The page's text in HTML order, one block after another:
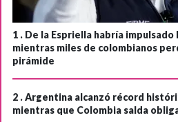
1 . De la Espriella habría impulsado
mientras miles de colombianos
pirámide
2 .Argentina alcanzó récord
mientras que Colombia salda